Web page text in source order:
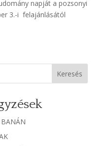
napját a pozsonyi
3.-i felajánlásától
Keresés